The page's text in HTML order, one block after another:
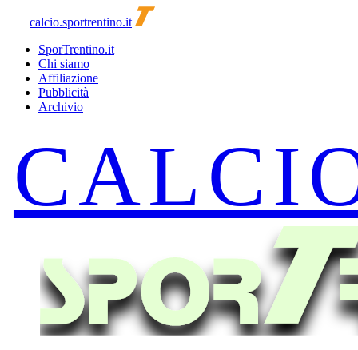
calcio.sportrentino.it
SporTrentino.it
Chi siamo
Affiliazione
Pubblicità
Archivio